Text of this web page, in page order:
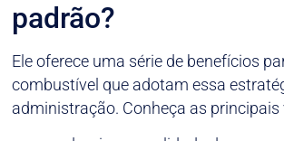
padrão?
Ele oferece uma série de benefícios
combustível que adotam essa
administração. Conheça as principais